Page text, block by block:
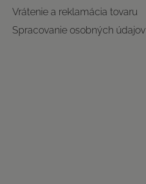
Vrátenie a reklamácia tovaru
Spracovanie osobných údajov